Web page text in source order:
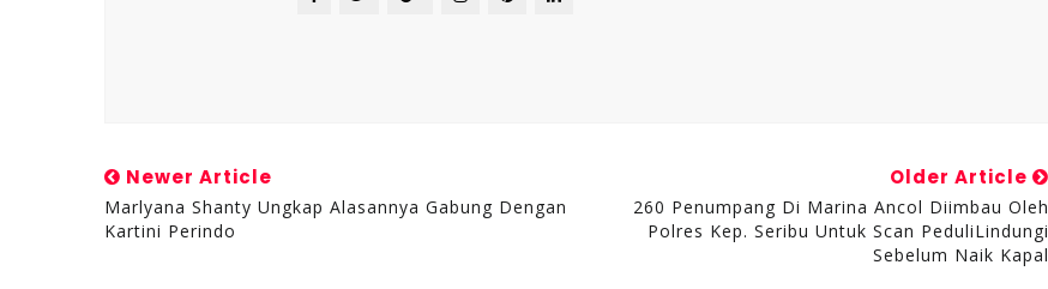
Newer Article
Marlyana Shanty Ungkap Alasannya Gabung Dengan
Kartini Perindo
Older Article
260 Penumpang Di Marina Ancol Diimbau Oleh
Polres Kep. Seribu Untuk Scan PeduliLindungi
Sebelum Naik Kapal